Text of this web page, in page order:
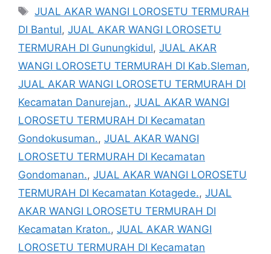
Tag
JUAL AKAR WANGI LOROSETU TERMURAH
DI Bantul, JUAL AKAR WANGI LOROSETU
TERMURAH DI Gunungkidul, JUAL AKAR
WANGI LOROSETU TERMURAH DI Kab.Sleman,
JUAL AKAR WANGI LOROSETU TERMURAH DI
Kecamatan Danurejan., JUAL AKAR WANGI
LOROSETU TERMURAH DI Kecamatan
Gondokusuman., JUAL AKAR WANGI
LOROSETU TERMURAH DI Kecamatan
Gondomanan., JUAL AKAR WANGI LOROSETU
TERMURAH DI Kecamatan Kotagede., JUAL
AKAR WANGI LOROSETU TERMURAH DI
Kecamatan Kraton., JUAL AKAR WANGI
LOROSETU TERMURAH DI Kecamatan